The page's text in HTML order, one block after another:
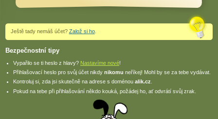
Ještě tady nemáš účet? Založ si ho.
Bezpečnostní tipy
Vypařilo se ti heslo z hlavy? Nastavíme nové!
Přihlašovací heslo pro svůj účet nikdy nikomu neříkej! Mohl by se za tebe vydávat.
Kontroluj si, zda jsi skutečně na adrese s doménou alik.cz
Pokud na tebe při přihlašování někdo kouká, požádej ho, ať odvrátí svůj zrak.